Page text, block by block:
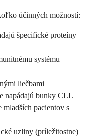
účinných možností:
špecifické proteíny
systému
liečbami
napádajú bunky CLL
mladších pacientov s
uzliny (príležitostne)